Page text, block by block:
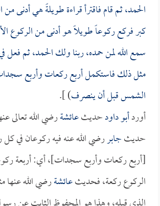
الحمد، ثم قام فاقترأ قراءة طويلةً هي أدنى من
كبر فركع ركوعاً طويلاً هو أدنى من الركوع
سمع الله لمن حمده، ربنا ولك الحمد، ثم فعل
مثل ذلك فاستكمل أربع ركعات وأربع
الشمس قبل أن ينصرف) ].
أوردأبو داودحديثعائشةرضي الله تعالى
حديثجابررضي الله عنه فيه ركوعان في كل
[أربع ركعات وأربع سجدات]، أي: أربعة
الركوع ركعة، فحديثعائشةرضي الله